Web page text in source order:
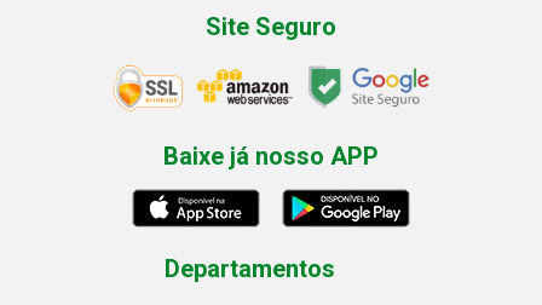
Site Seguro
Baixe já nosso APP
Departamentos